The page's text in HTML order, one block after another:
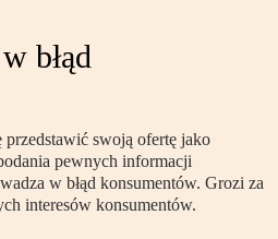
błąd
przedstawić swoją ofertę jako
pewnych informacji
w błąd konsumentów. Grozi za
interesów konsumentów.